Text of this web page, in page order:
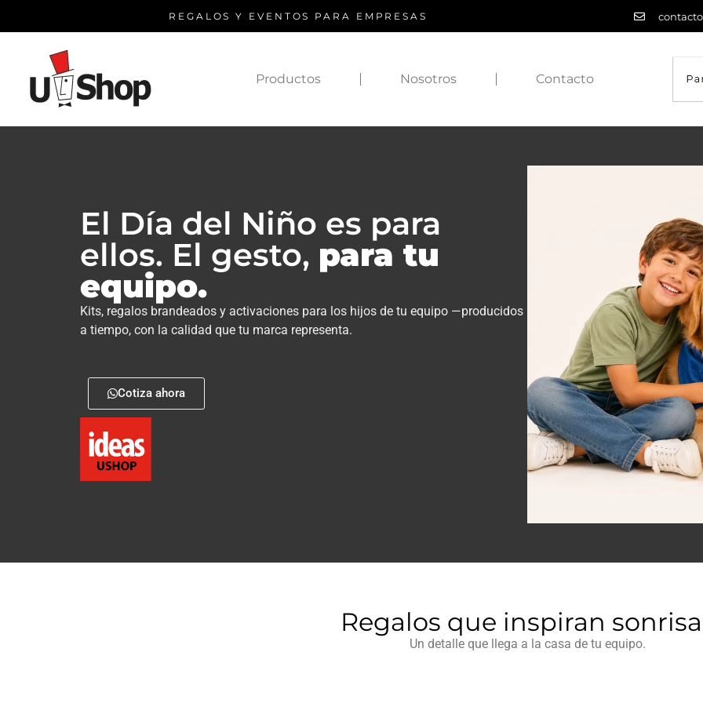
REGALOS Y EVENTOS PARA EMPRESAS
Productos Nosotros Contacto
El Día del Niño es para
ellos. El gesto, para tu
equipo.
Kits, regalos brandeados y activaciones para los hijos de tu equipo —producidos
a tiempo, con la calidad que tu marca representa.
Cotiza ahora
Regalos que inspiran
Un detalle que llega a la casa de tu equipo.